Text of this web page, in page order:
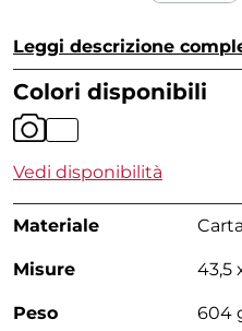
Leggi descrizione
Colori disponibili
Vedi disponibilità
Materiale
Misure 43,5
Peso 604